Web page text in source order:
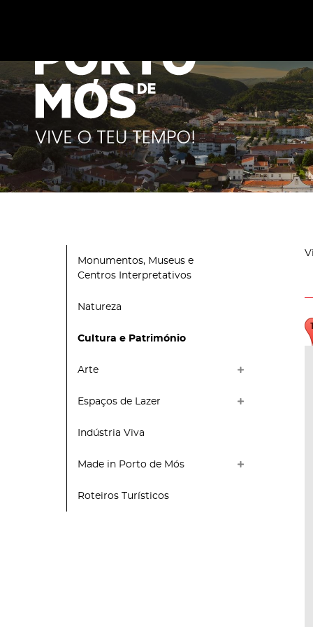
Monumentos, Museus e
Centros Interpretativos
Natureza
Cultura e Património
Arte
Espaços de Lazer
Indústria Viva
Made in Porto de Mós
Roteiros Turísticos